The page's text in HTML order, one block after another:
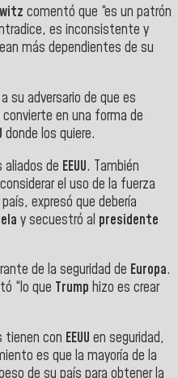
comentó que “es un patrón
es inconsistente y
más dependientes de su
su adversario de que es
en una forma de
donde los quiere.
de EEUU. También
el uso de la fuerza
expresó que debería
y secuestró al presidente
de la seguridad de Europa.
“lo que Trump hizo es crear
tienen con EEUU en seguridad,
es que la mayoría de la
de su país para obtener la